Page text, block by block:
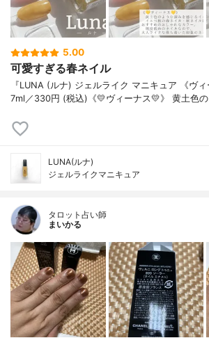
5.00
可愛すぎる春ネイル
『LUNA (ルナ) ジェルライク マニキュア 《ヴィ
7ml／330円 (税込)《💛ヴィーナス💛》 黄土色
LUNA(ルナ)
ジェルライクマニキュア
タロット占い師
まいかる